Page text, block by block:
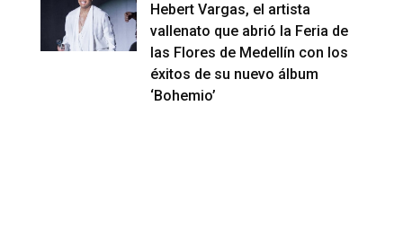
Hebert Vargas, el artista
vallenato que abrió la Feria de
las Flores de Medellín con los
éxitos de su nuevo álbum
‘Bohemio’